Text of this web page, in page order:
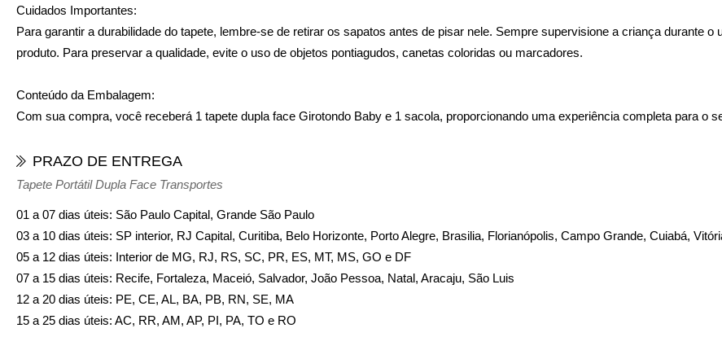
Cuidados Importantes:
Para garantir a durabilidade do tapete, lembre-se de retirar os sapatos antes de pisar nele. Sempre supervisione a criança durante
produto. Para preservar a qualidade, evite o uso de objetos pontiagudos, canetas coloridas ou marcadores.
Conteúdo da Embalagem:
Com sua compra, você receberá 1 tapete dupla face Girotondo Baby e 1 sacola, proporcionando uma experiência completa para o
PRAZO DE ENTREGA
Tapete Portátil Dupla Face Transportes
01 a 07 dias úteis: São Paulo Capital, Grande São Paulo
03 a 10 dias úteis: SP interior, RJ Capital, Curitiba, Belo Horizonte, Porto Alegre, Brasilia, Florianópolis, Campo Grande, Cuiabá,
05 a 12 dias úteis: Interior de MG, RJ, RS, SC, PR, ES, MT, MS, GO e DF
07 a 15 dias úteis: Recife, Fortaleza, Maceió, Salvador, João Pessoa, Natal, Aracaju, São Luis
12 a 20 dias úteis: PE, CE, AL, BA, PB, RN, SE, MA
15 a 25 dias úteis: AC, RR, AM, AP, PI, PA, TO e RO